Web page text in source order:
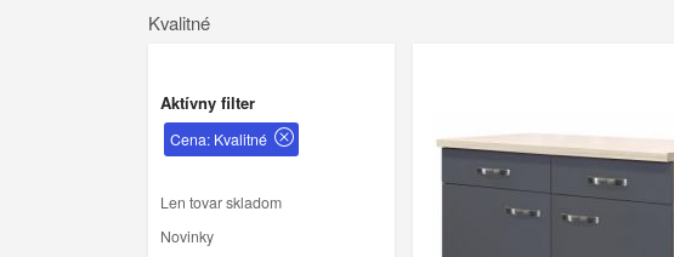
Kvalitné
Aktívny filter
Cena: Kvalitné
Len tovar skladom
Novinky